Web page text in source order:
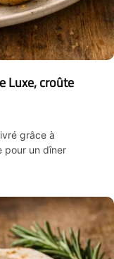
Luxe, croûte
grâce à
pour un dîner